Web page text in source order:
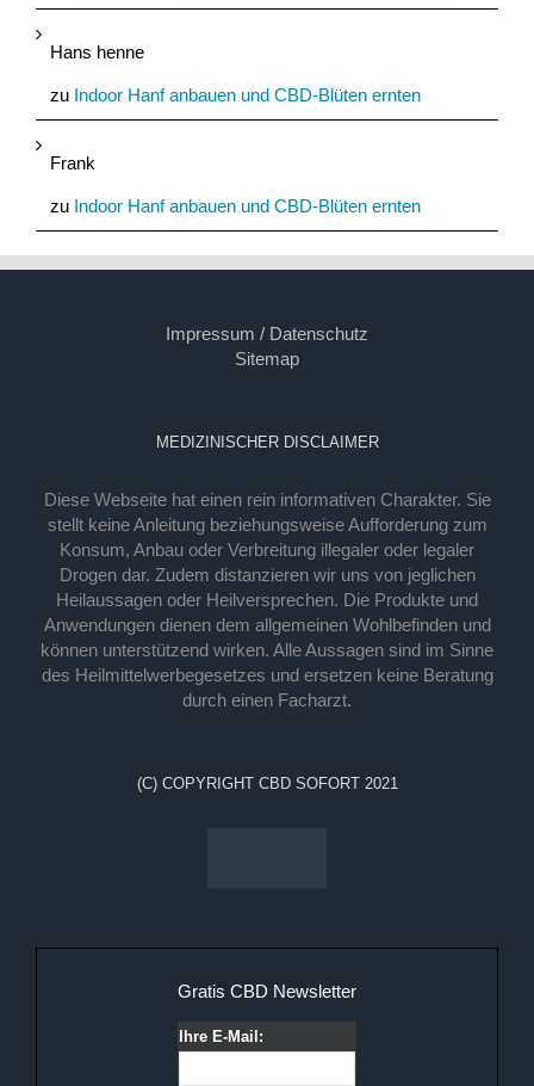
Hans henne
zu Indoor Hanf anbauen und CBD-Blüten ernten
Frank
zu Indoor Hanf anbauen und CBD-Blüten ernten
Impressum / Datenschutz
Sitemap
MEDIZINISCHER DISCLAIMER
Diese Webseite hat einen rein informativen Charakter. Sie
stellt keine Anleitung beziehungsweise Aufforderung zum
Konsum, Anbau oder Verbreitung illegaler oder legaler
Drogen dar. Zudem distanzieren wir uns von jeglichen
Heilaussagen oder Heilversprechen. Die Produkte und
Anwendungen dienen dem allgemeinen Wohlbefinden und
können unterstützend wirken. Alle Aussagen sind im Sinne
des Heilmittelwerbegesetzes und ersetzen keine Beratung
durch einen Facharzt.
(C) COPYRIGHT CBD SOFORT 2021
Gratis CBD Newsletter
Ihre E-Mail: